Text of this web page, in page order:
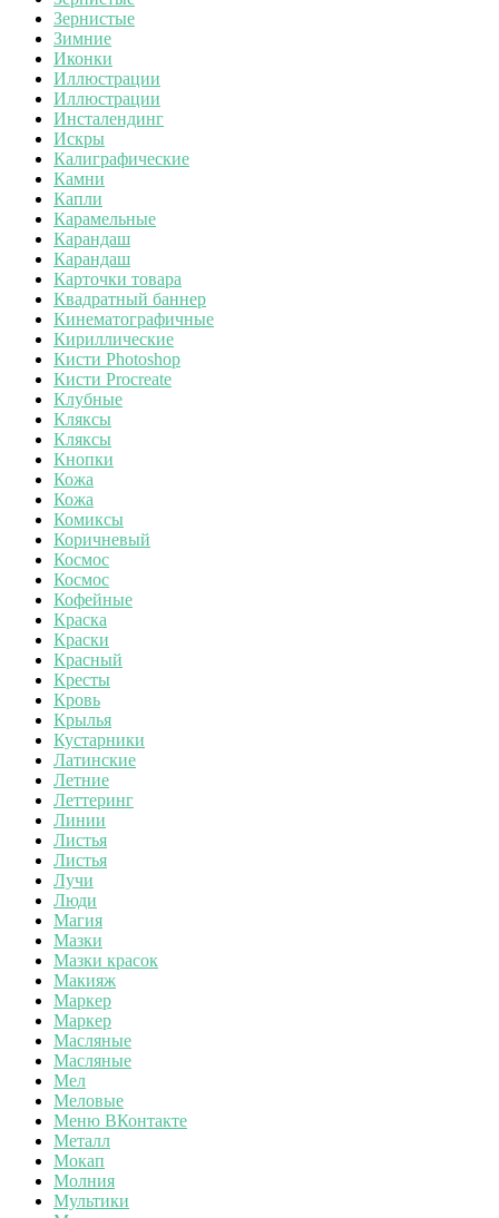
Зернистые
Зимние
Иконки
Иллюстрации
Иллюстрации
Инсталендинг
Искры
Калиграфические
Камни
Капли
Карамельные
Карандаш
Карандаш
Карточки товара
Квадратный баннер
Кинематографичные
Кириллические
Кисти Photoshop
Кисти Procreate
Клубные
Кляксы
Кляксы
Кнопки
Кожа
Кожа
Комиксы
Коричневый
Космос
Космос
Кофейные
Краска
Краски
Красный
Кресты
Кровь
Крылья
Кустарники
Латинские
Летние
Леттеринг
Линии
Листья
Листья
Лучи
Люди
Магия
Мазки
Мазки красок
Макияж
Маркер
Маркер
Масляные
Масляные
Мел
Меловые
Меню ВКонтакте
Металл
Мокап
Молния
Мультики